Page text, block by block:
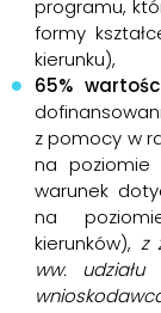
programu,
formy
kierunku),
65%
z pomocy w
na poziomie
warunek
na
kierunków), z
ww.